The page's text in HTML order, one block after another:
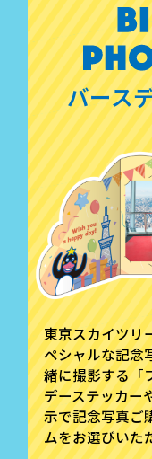
バース
東京スカイツリ
ペシャルな記念
緒に撮影する「
デーステッカー
示で記念写真ご
ムをお選びいた